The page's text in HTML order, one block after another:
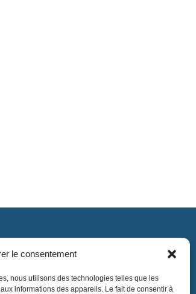
le consentement
nous utilisons des technologies telles que les
informations des appareils. Le fait de consentir à
contact@lnea-audition.com
+33 (0)1 34 67 67 17